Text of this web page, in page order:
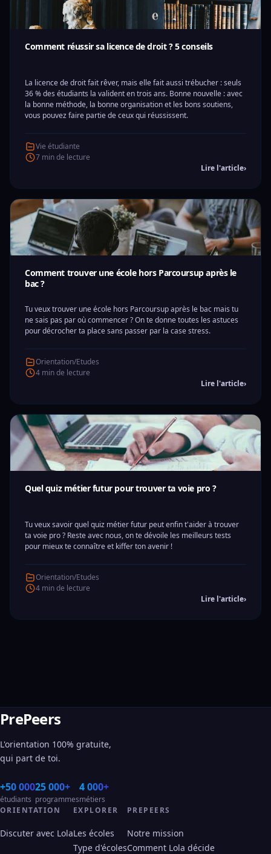
Comment réussir sa licence de droit ? 5 conseils
La licence de droit fait rêver, mais elle fait aussi trébucher : seuls
36 % des étudiants la valident en trois ans. Bonne nouvelle : avec
la bonne méthode, la bonne organisation et les bons soutiens,
vous pouvez faire partie de ceux qui réussissent.
Vie étudiante
7 min de lecture
Lire l'article›
Comment trouver une école hors Parcoursup après le
bac ?
Tu veux trouver une école hors Parcoursup après le bac mais tu
ne sais pas par où commencer ? On te donne toutes les astuces
pour décrocher ta place sans passer par la case stress.
Orientation/Etudes
4 min de lecture
Lire l'article›
Quel quiz métier futur pour trouver ta voie pro ?
Tu veux savoir quel quiz métier futur peut enfin t'aider à trouver
ta voie pro ? Reste avec nous, on te dévoile les meilleurs tests
pour mieux te connaître et kiffer ton avenir !
Orientation/Etudes
4 min de lecture
Lire l'article›
PrePeers
L'orientation 100% gratuite,
qui part de toi.
+50 000
étudiants
25 000+
programmes
4 000+
métiers
ORIENTATION
Discuter avec Lola
EXPLORER
Les écoles
Type d'écoles
PREPEERS
Notre mission
Comment Lola décide